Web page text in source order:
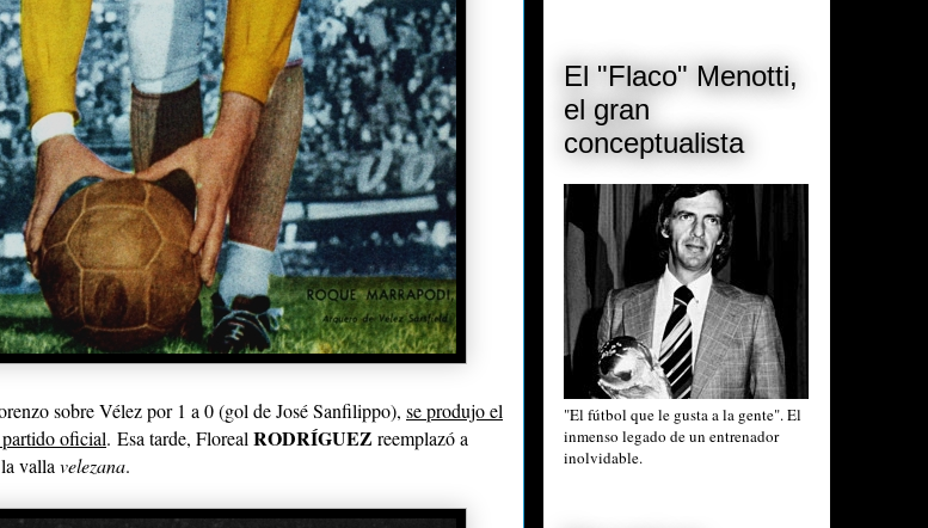
sobre Vélez por 1 a 0 (gol de José Sanfilippo), se produjo el
oficial. Esa tarde, Floreal RODRÍGUEZ reemplazó a
valla velezana.
El "Flaco" Menotti,
el gran
conceptualista
"El fútbol que le gusta a la gente". El
inmenso legado de un entrenador
inolvidable.